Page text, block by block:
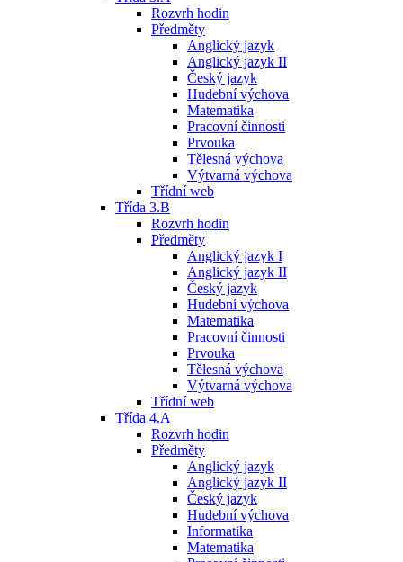
Rozvrh hodin
Předměty
Anglický jazyk
Anglický jazyk II
Český jazyk
Hudební výchova
Matematika
Pracovní činnosti
Prvouka
Tělesná výchova
Výtvarná výchova
Třídní web
Třída 3.B
Rozvrh hodin
Předměty
Anglický jazyk I
Anglický jazyk II
Český jazyk
Hudební výchova
Matematika
Pracovní činnosti
Prvouka
Tělesná výchova
Výtvarná výchova
Třídní web
Třída 4.A
Rozvrh hodin
Předměty
Anglický jazyk
Anglický jazyk II
Český jazyk
Hudební výchova
Informatika
Matematika